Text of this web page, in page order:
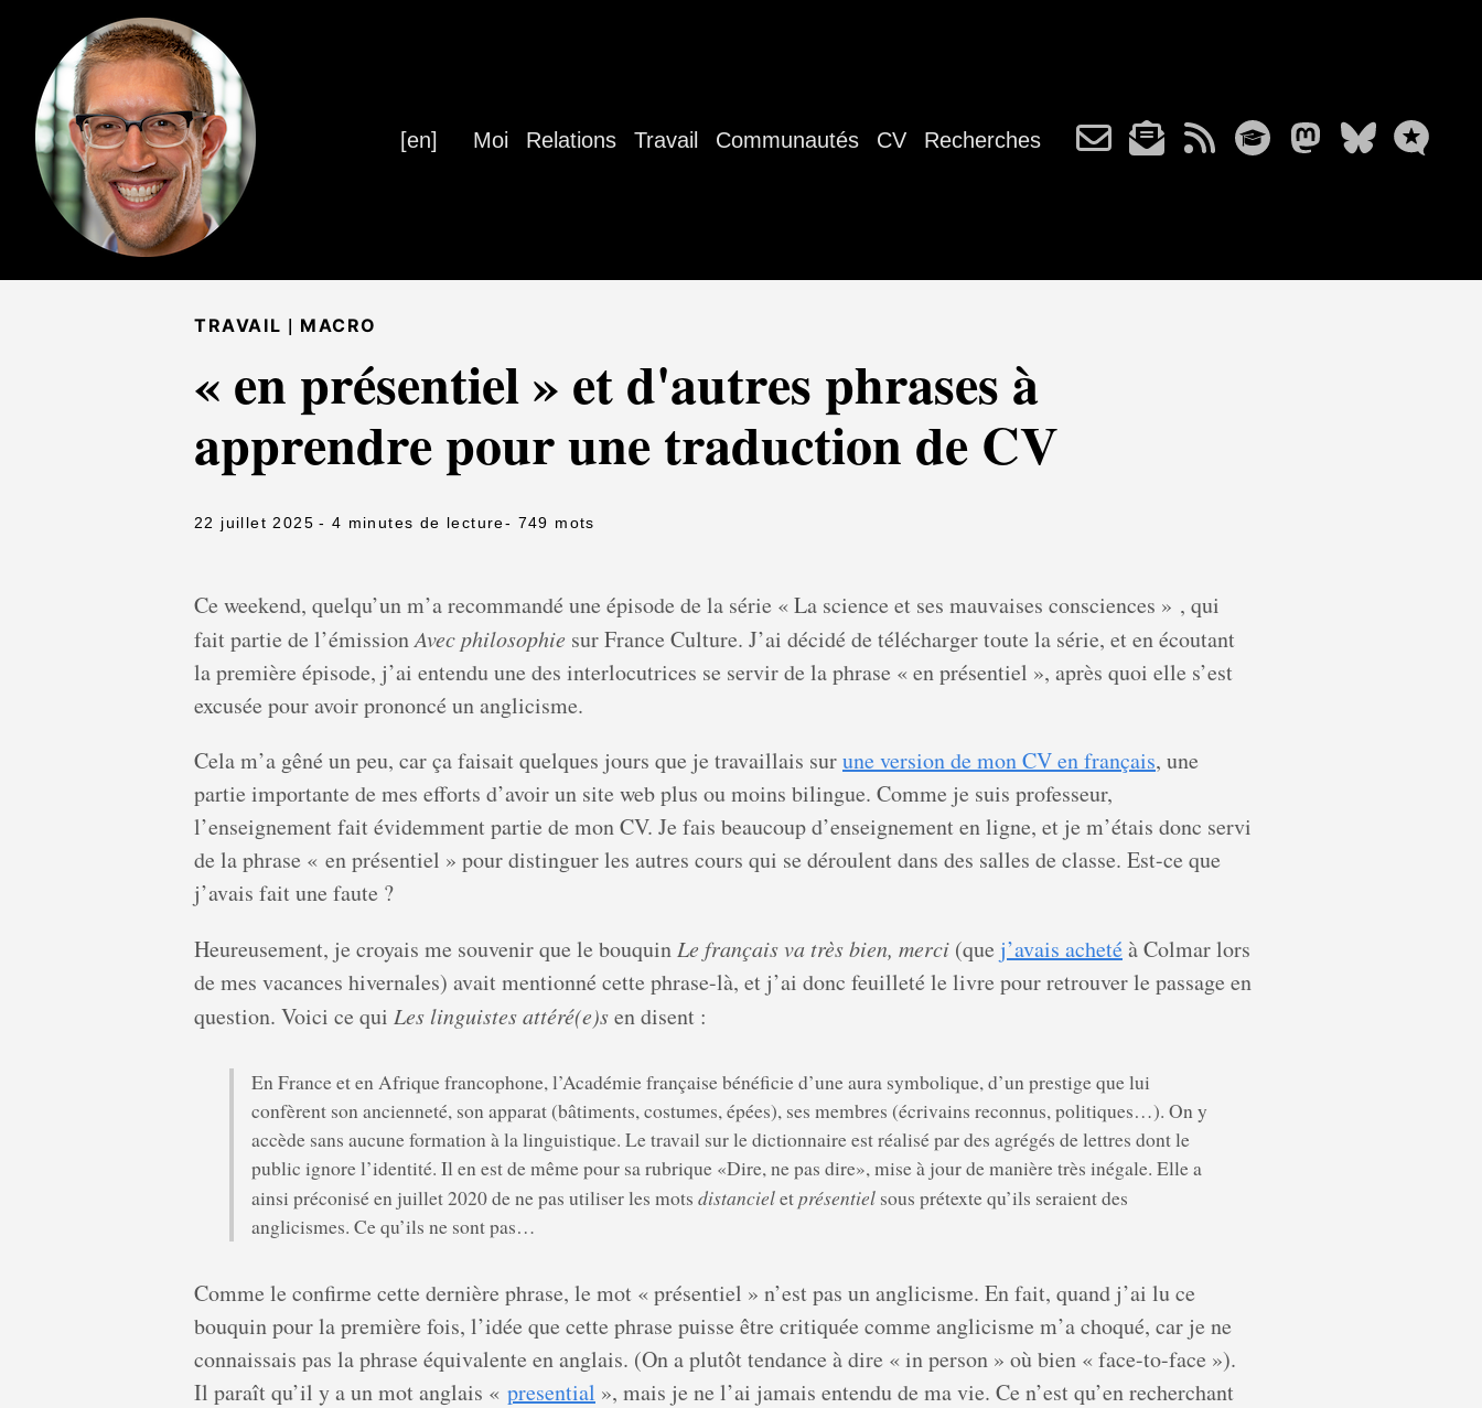
[en] Moi Relations Travail Communautés CV Recherches
TRAVAIL | MACRO
« en présentiel » et d'autres phrases à
apprendre pour une traduction de CV
22 juillet 2025 - 4 minutes de lecture- 749 mots
Ce weekend, quelqu’un m’a recommandé une épisode de la série « La science et ses mauvaises consciences » , qui
fait partie de l’émissionAvec philosophie sur France Culture. J’ai décidé de télécharger toute la série, et en écoutant
la première épisode, j’ai entendu une des interlocutrices se servir de la phrase « en présentiel », après quoi elle s’est
excusée pour avoir prononcé un anglicisme.
Cela m’a gêné un peu, car ça faisait quelques jours que je travaillais surune version de mon CV en français, une
partie importante de mes efforts d’avoir un site web plus ou moins bilingue. Comme je suis professeur,
l’enseignement fait évidemment partie de mon CV. Je fais beaucoup d’enseignement en ligne, et je m’étais donc servi
de la phrase « en présentiel » pour distinguer les autres cours qui se déroulent dans des salles de classe. Est-ce que
j’avais fait une faute ?
Heureusement, je croyais me souvenir que le bouquin Le français va très bien, merci (que j’avais achetéà Colmar lors
de mes vacances hivernales) avait mentionné cette phrase-là, et j’ai donc feuilleté le livre pour retrouver le passage en
question. Voici ce qui Les linguistes attéré(e)sen disent :
En France et en Afrique francophone, l’Académie française bénéficie d’une aura symbolique, d’un prestige que lui
confèrent son ancienneté, son apparat (bâtiments, costumes, épées), ses membres (écrivains reconnus, politiques…). On y
accède sans aucune formation à la linguistique. Le travail sur le dictionnaire est réalisé par des agrégés de lettres dont le
public ignore l’identité. Il en est de même pour sa rubrique «Dire, ne pas dire», mise à jour de manière très inégale. Elle a
ainsi préconisé en juillet 2020 de ne pas utiliser les mots distancieletprésentiel sous prétexte qu’ils seraient des
anglicismes. Ce qu’ils ne sont pas…
Comme le confirme cette dernière phrase, le mot « présentiel » n’est pas un anglicisme. En fait, quand j’ai lu ce
bouquin pour la première fois, l’idée que cette phrase puisse être critiquée comme anglicisme m’a choqué, car je ne
connaissais pas la phrase équivalente en anglais. (On a plutôt tendance à dire « in person » où bien « face-to-face »).
Il paraît qu’il y a un mot anglais « presential », mais je ne l’ai jamais entendu de ma vie. Ce n’est qu’en recherchant